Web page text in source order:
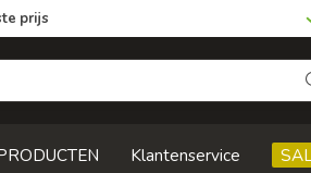
prijs
Klantenservice